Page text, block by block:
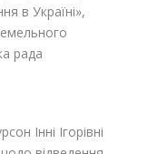
в Україні»,
рада
Інні Ігорівні